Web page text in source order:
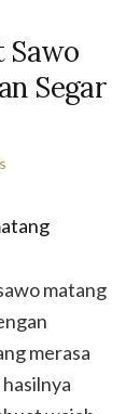
Sawo
Segar
matang
merasa